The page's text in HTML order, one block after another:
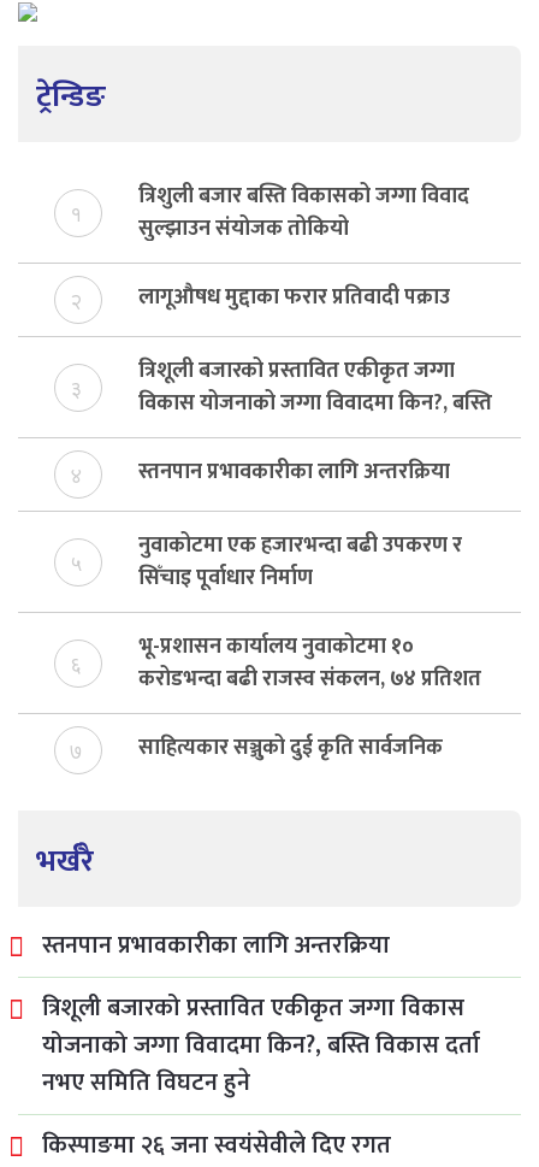
ट्रेन्डिङ
१
त्रिशुली बजार बस्ति विकासको जग्गा विवाद
सुल्झाउन संयोजक तोकियो
२ लागूऔषध मुद्दाका फरार प्रतिवादी पक्राउ
३
त्रिशूली बजारको प्रस्तावित एकीकृत जग्गा
विकास योजनाको जग्गा विवादमा किन?, बस्ति
विकास दर्ता नभए समिति विघटन हुने
४ स्तनपान प्रभावकारीका लागि अन्तरक्रिया
५
नुवाकोटमा एक हजारभन्दा बढी उपकरण र
सिँचाइ पूर्वाधार निर्माण
६
भू-प्रशासन कार्यालय नुवाकोटमा १०
करोडभन्दा बढी राजस्व संकलन, ७४ प्रतिशत
बेरुजु फर्छयौट
७ साहित्यकार सञ्जुको दुई कृति सार्वजनिक
भर्खरै
स्तनपान प्रभावकारीका लागि अन्तरक्रिया
त्रिशूली बजारको प्रस्तावित एकीकृत जग्गा विकास
योजनाको जग्गा विवादमा किन?, बस्ति विकास दर्ता
नभए समिति विघटन हुने
किस्पाङमा २६ जना स्वयंसेवीले दिए रगत